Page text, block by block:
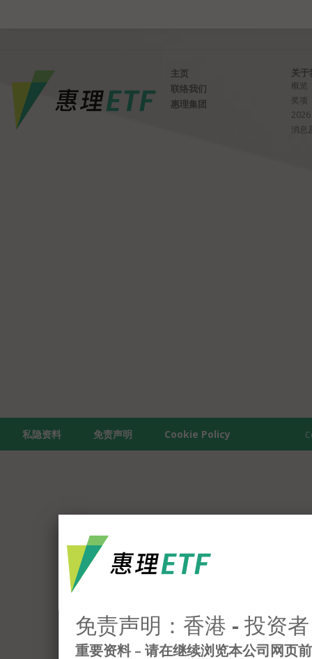
主页
联络我们
惠理集团
关于
概览
奖项
2026
消息
私隐资料 免责声明 Cookie Policy
免责声明：香港 - 投资者
重要资料 – 请在继续浏览本公司网页